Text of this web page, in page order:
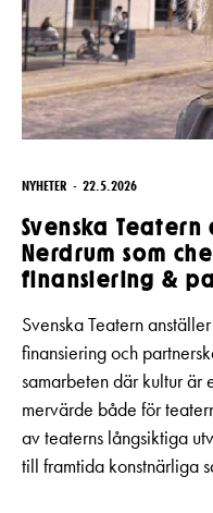
NYHETER 22.5.2026
Svenska
Nerdrum som
finansiering &
Svenska Teatern
finansiering och
samarbeten där kultur är
mervärde både för
av teaterns långsiktiga
till framtida konstnärliga